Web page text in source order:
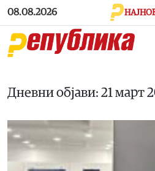
Skip to main content
08.08.2026
Дневни објави: 21 март